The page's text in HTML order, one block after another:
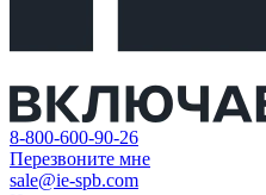
8-800-600-90-26
Перезвоните мне
sale@ie-spb.com